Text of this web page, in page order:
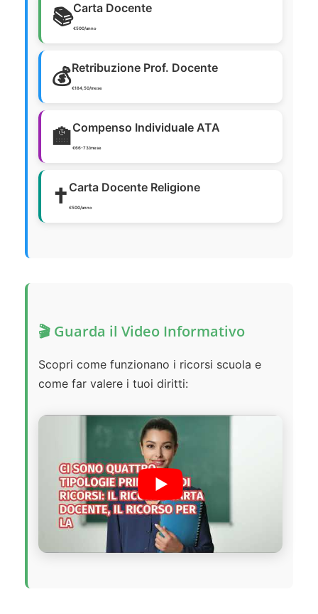
📚Carta Docente
€500/anno
💰Retribuzione Prof. Docente
€184,50/mese
🏫Compenso Individuale ATA
€66-73/mese
✝️ Carta Docente Religione
€500/anno
🎬 Guarda il Video Informativo
Scopri come funzionano i ricorsi scuola e
come far valere i tuoi diritti: